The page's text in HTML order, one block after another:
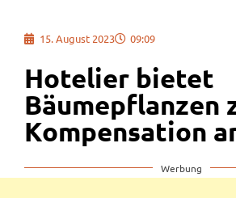
15. August 2023 09:09
Hotelier bietet
Bäumepflanzen
Kompensation
Werbung